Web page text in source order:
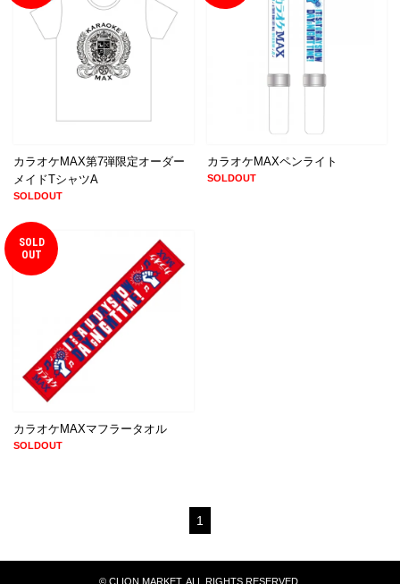
カラオケMAX第7弾限定オーダー
メイドTシャツA
SOLDOUT
カラオケMAXペンライト
SOLDOUT
SOLD
OUT
カラオケMAXマフラータオル
SOLDOUT
1
© CLION MARKET. ALL RIGHTS RESERVED.